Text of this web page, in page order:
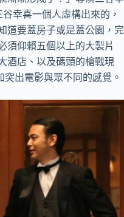
幸喜一個人虛構出來的，
道要蓋房子或是蓋公園，完
須仰賴五個以上的大製片
酒店、以及碼頭的槍戰現
出電影與眾不同的感覺。